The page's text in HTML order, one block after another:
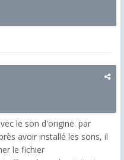
le son d'origine. par
avoir installé les sons, il
le fichier